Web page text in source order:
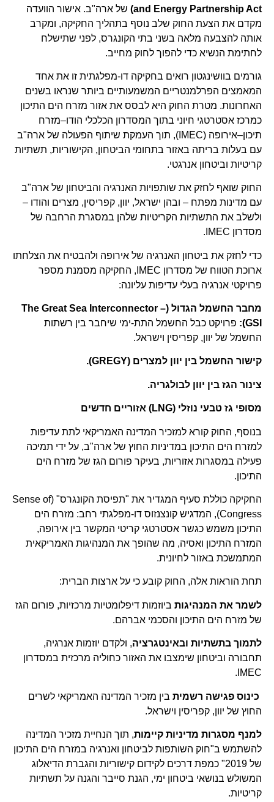
and Energy Partnership Act) של ארה"ב. אישור הוועדה
מקדם את הצעת החוק שלב נוסף בתהליך החקיקה, ומקרב
אותה להצבעה מלאה בשני בתי הקונגרס, לפני שתישלח
לחתימת הנשיא כדי להפוך לחוק מחייב.
גורמים בוושינגטון רואים בחקיקה דו-מפלגתית זו את אחד
המאמצים הפרלמנטריים המשמעותיים ביותר שנראו בשנים
האחרונות. מטרת החוק היא לבסס את אזור מזרח הים התיכון
כמרכז אסטרטגי חיוני בתוך המסדרון הכלכלי הודו–מזרח
תיכון–אירופה (IMEC), תוך העמקת שיתוף הפעולה של ארה"ב
עם בעלות בריתה באזור בתחומי הביטחון, הקישוריות, תשתיות
קריטיות וביטחון אנרגטי.
החוק שואף לחזק את שותפויות האנרגיה והביטחון של ארה"ב
עם מדינות מפתח – ובהן ישראל, יוון, קפריסין, מצרים והודו –
ולשלב את התשתיות הקריטיות שלהן במסגרת הרחבה של
מסדרון IMEC.
כדי לחזק את ביטחון האנרגיה של אירופה ולהבטיח את הצלחתו
ארוכת הטווח של מסדרון IMEC, החקיקה מסמנת מספר
פרויקטי אנרגיה בעלי עדיפות עליונה:
מחבר החשמל הגדול (The Great Sea Interconnector –
GSI):
פרויקט כבל החשמל התת-ימי שיחבר בין רשתות
החשמל של יוון, קפריסין וישראל.
קישור החשמל בין יוון למצרים (GREGY).
צינור הגז בין יוון לבולגריה.
מסופי גז טבעי נוזלי (LNG) אזוריים חדשים
בנוסף, החוק קורא למזכיר המדינה האמריקאי לתת עדיפות
למזרח הים התיכון במדיניות החוץ של ארה"ב, על ידי תמיכה
פעילה במסגרות אזוריות, בעיקר פורום הגז של מזרח הים
התיכון.
החקיקה כוללת סעיף המגדיר את "תפיסת הקונגרס" (Sense of
Congress), המדגיש קונצנזוס דו-מפלגתי רחב: מזרח הים
התיכון משמש כגשר אסטרטגי קריטי המקשר בין אירופה,
המזרח התיכון ואסיה, מה שהופך את המנהיגות האמריקאית
המתמשכת באזור לחיונית.
תחת הוראות אלה, החוק קובע כי על ארצות הברית:
לשמר את המנהיגות ביוזמות דיפלומטיות מרכזיות, פורום הגז
של מזרח הים התיכון והסכמי אברהם.
לתמוך בתשתיות ובאינטגרציה, ולקדם יוזמות אנרגיה,
תחבורה וביטחון שימצבו את האזור כחוליה מרכזית במסדרון
IMEC.
כינוס פגישה רשמית בין מזכיר המדינה האמריקאי לשרים
החוץ של יוון, קפריסין וישראל.
למנף מסגרות מדיניות קיימות, תוך הנחיית מזכיר המדינה
להשתמש ב"חוק השותפות לביטחון ואנרגיה במזרח הים התיכון
של 2019" כמפת דרכים לקידום קישוריות והגברת הדיאלוג
המשולש בנושאי ביטחון ימי, הגנת סייבר והגנה על תשתיות
קריטיות.